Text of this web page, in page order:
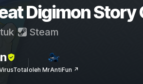
Digimon
Steam
oleh MrAntiFun ↗